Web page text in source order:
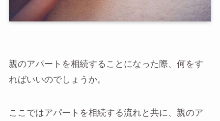
親のアパートを相続することになった際、何をす
ればいいのでしょうか。
ここではアパートを相続する流れと共に、親のア